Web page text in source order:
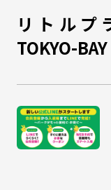
リトルプ
TOKYO-BAY